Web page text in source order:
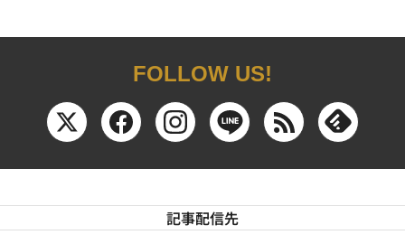
FOLLOW US!
記事配信先